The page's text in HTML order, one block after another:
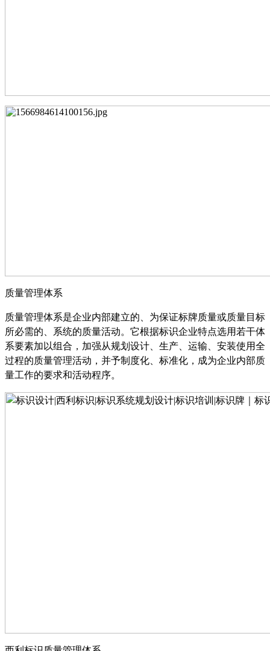
质量管理体系
质量管理体系是企业内部建立的、为保证标牌质量或质量目标
所必需的、系统的质量活动。它根据标识企业特点选用若干体
系要素加以组合，加强从规划设计、生产、运输、安装使用全
过程的质量管理活动，并予制度化、标准化，成为企业内部质
量工作的要求和活动程序。